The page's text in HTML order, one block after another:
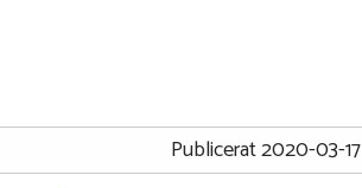
Publicerat 2020-03-17